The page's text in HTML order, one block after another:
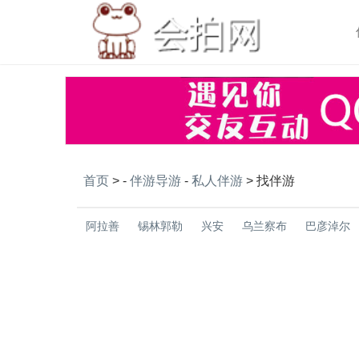
首页> - 伴游导游- 私人伴游> 找伴游
阿拉善 锡林郭勒 兴安 乌兰察布 巴彦淖尔